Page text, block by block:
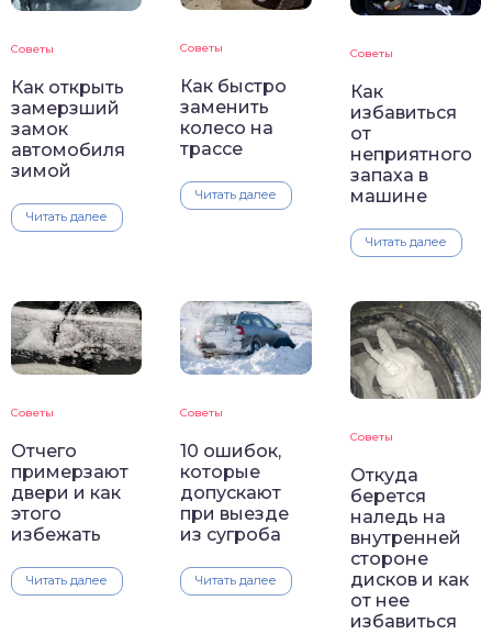
Советы
Как открыть
замерзший
замок
автомобиля
зимой
Читать далее
Советы
Как быстро
заменить
колесо на
трассе
Читать далее
Советы
Как
избавиться
от
неприятного
запаха в
машине
Читать далее
Советы
Отчего
примерзают
двери и как
этого
избежать
Читать далее
Советы
10 ошибок,
которые
допускают
при выезде
из сугроба
Читать далее
Советы
Откуда
берется
наледь на
внутренней
стороне
дисков и как
от нее
избавиться